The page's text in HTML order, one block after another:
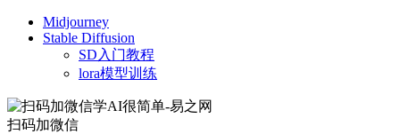
Midjourney
Stable Diffusion
SD入门教程
lora模型训练
扫码加微信